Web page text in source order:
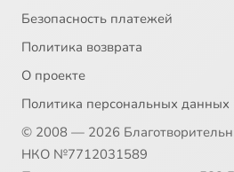
Безопасность платежей
Политика возврата
О проекте
Политика персональных данных
© 2008 — 2026
НКО №7712031589